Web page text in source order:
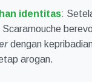
identitas:
Scaramouche
dengan
arogan.